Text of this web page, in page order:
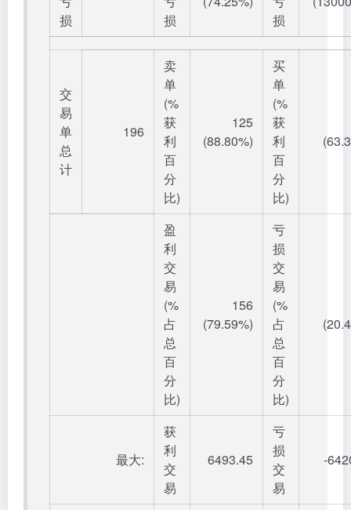
损
损
损
交
易
单
总
计
196
卖
单
(%
获
利
百
分
比)
125
(88.80%)
买
单
(%
获
利
百
分
比)
盈
利
交
易
(%
占
总
百
分
比)
156
(79.59%)
亏
损
交
易
(%
占
总
百
分
比)
最大:
获
利
交
易
6493.45
亏
损
交
易
-